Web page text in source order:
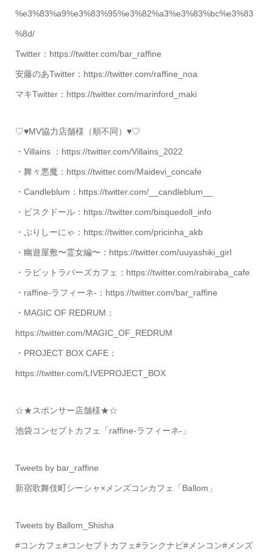
%e3%83%a9%e3%83%95%e3%82%a3%e3%83%bc%e3%83
%8d/
Twitter：https://twitter.com/bar_raffine
安藤のあTwitter：https://twitter.com/raffine_noa
マキTwitter：https://twitter.com/marinford_maki
♡♥MV協力店舗様（順不同）♥♡
・Villains ：https://twitter.com/Villains_2022
・舞々悪魔：https://twitter.com/Maidevi_concafe
・Candleblum：https://twitter.com/__candleblum__
・ビスクドール：https://twitter.com/bisquedoll_info
・ぷりしーにゃ：https://twitter.com/pricinha_akb
・幽遊屋敷〜霊女編〜：https://twitter.com/uuyashiki_girl
・ラビットラバーズカフェ：https://twitter.com/rabiraba_cafe
・raffine-ラフィーネ-：https://twitter.com/bar_raffine
・MAGIC OF REDRUM：
https://twitter.com/MAGIC_OF_REDRUM
・PROJECT BOX CAFE：
https://twitter.com/LIVEPROJECT_BOX
☆★スポンサー店舗様★☆
池袋コンセプトカフェ「raffine-ラフィーネ-」
Tweets by bar_raffine
新宿歌舞伎町シーシャ×メンズコンカフェ「Ballom」
Tweets by Ballom_Shisha
#コンカフェ#コンセプトカフェ#ランクナビ#メンコン#メンズ